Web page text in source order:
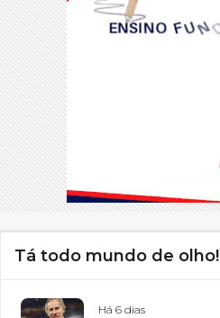
Tá todo mundo de olho!
Há 6 dias